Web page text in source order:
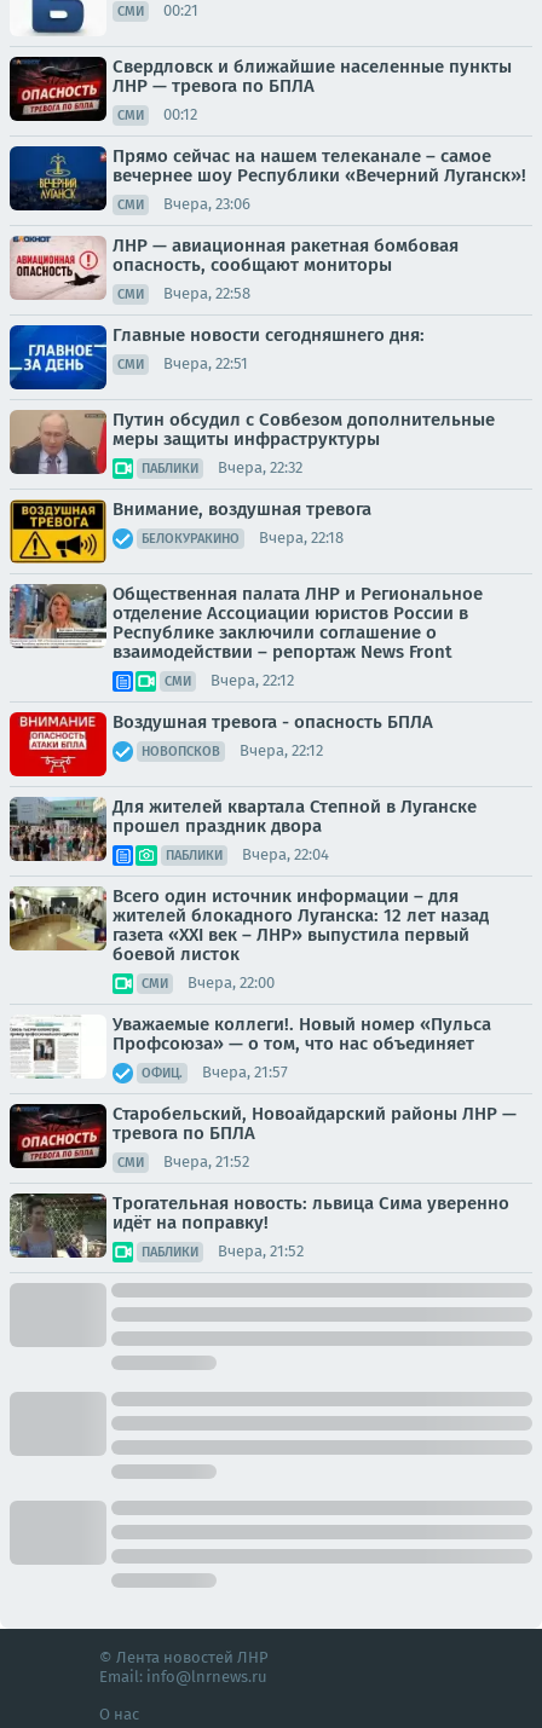
СМИ 00:21
Свердловск и ближайшие населенные пункты
ЛНР — тревога по БПЛА
СМИ 00:12
Прямо сейчас на нашем телеканале – самое
вечернее шоу Республики «Вечерний Луганск»!
СМИ Вчера, 23:06
ЛНР — авиационная ракетная бомбовая
опасность, сообщают мониторы
СМИ Вчера, 22:58
Главные новости сегодняшнего дня:
СМИ Вчера, 22:51
Путин обсудил с Совбезом дополнительные
меры защиты инфраструктуры
ПАБЛИКИ Вчера, 22:32
Внимание, воздушная тревога
БЕЛОКУРАКИНО Вчера, 22:18
Общественная палата ЛНР и Региональное
отделение Ассоциации юристов России в
Республике заключили соглашение о
взаимодействии – репортаж News Front
СМИ Вчера, 22:12
Воздушная тревога - опасность БПЛА
НОВОПСКОВ Вчера, 22:12
Для жителей квартала Степной в Луганске
прошел праздник двора
ПАБЛИКИ Вчера, 22:04
Всего один источник информации – для
жителей блокадного Луганска: 12 лет назад
газета «XXI век – ЛНР» выпустила первый
боевой листок
СМИ Вчера, 22:00
Уважаемые коллеги!. Новый номер «Пульса
Профсоюза» — о том, что нас объединяет
ОФИЦ. Вчера, 21:57
Старобельский, Новоайдарский районы ЛНР —
тревога по БПЛА
СМИ Вчера, 21:52
Трогательная новость: львица Сима уверенно
идёт на поправку!
ПАБЛИКИ Вчера, 21:52
© Лента новостей ЛНР
Email: info@lnrnews.ru
О нас